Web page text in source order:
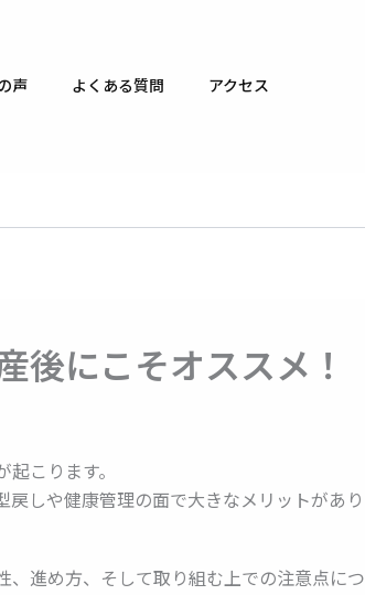
声 よくある質問 アクセス
後にこそオススメ！
こります。
しや健康管理の面で大きなメリットがあり
、進め方、そして取り組む上での注意点につ